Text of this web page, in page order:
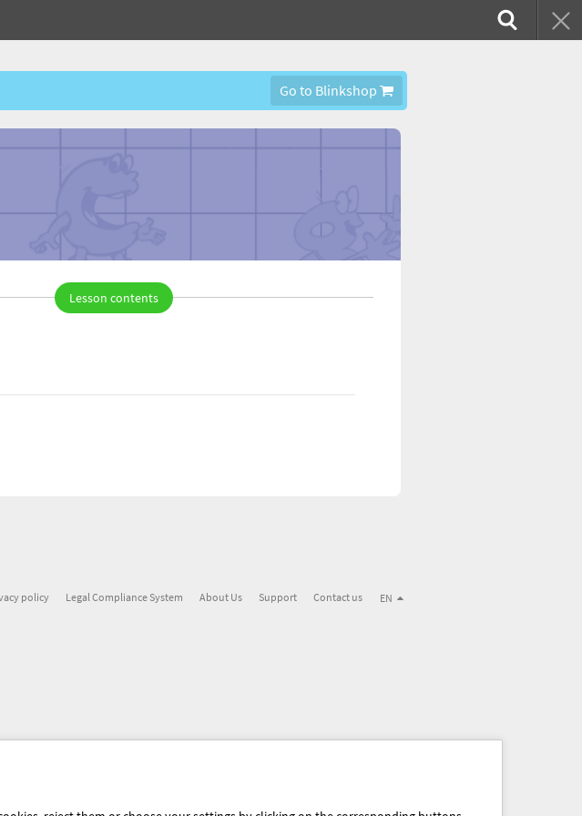
Go to Blinkshop
Lesson contents
policy Legal Compliance System About Us Support Contact us EN